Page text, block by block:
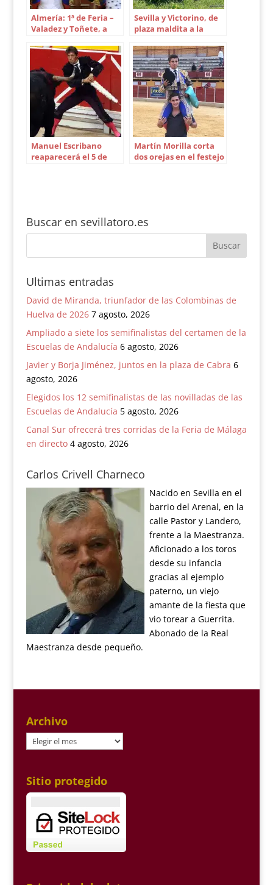
Almería: 1ª de Feria –
Valadez y Toñete, a
Sevilla y Victorino, de
plaza maldita a la
Manuel Escribano
reaparecerá el 5 de
Martín Morilla corta
dos orejas en el festejo
Buscar en sevillatoro.es
Ultimas entradas
David de Miranda, triunfador de las Colombinas de
Huelva de 2026 7 agosto, 2026
Ampliado a siete los semifinalistas del certamen de la
Escuelas de Andalucía 6 agosto, 2026
Javier y Borja Jiménez, juntos en la plaza de Cabra 6
agosto, 2026
Elegidos los 12 semifinalistas de las novilladas de las
Escuelas de Andalucía 5 agosto, 2026
Canal Sur ofrecerá tres corridas de la Feria de Málaga
en directo 4 agosto, 2026
Carlos Crivell Charneco
Nacido en Sevilla en el
barrio del Arenal, en la
calle Pastor y Landero,
frente a la Maestranza.
Aficionado a los toros
desde su infancia
gracias al ejemplo
paterno, un viejo
amante de la fiesta que
vio torear a Guerrita.
Abonado de la Real
Maestranza desde pequeño.
Archivo
Archivo
Sitio protegido